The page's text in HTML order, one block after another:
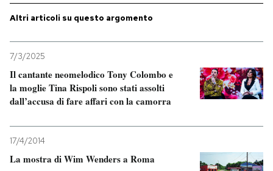
Economia
Sport
Altrecose
NEWSLETTER
Altri articoli su questo argomento
7/3/2025
Il cantante neomelodico Tony Colombo e
la moglie Tina Rispoli sono stati assolti
dall’accusa di fare affari con la camorra
17/4/2014
La mostra di Wim Wenders a Roma